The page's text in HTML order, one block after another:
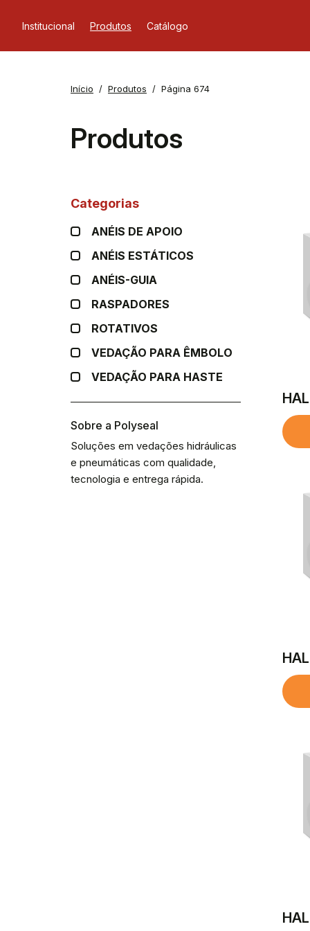
Institucional Produtos Catálogo
Início Produtos Página 674
Produtos
Categorias
ANÉIS DE APOIO
ANÉIS ESTÁTICOS
ANÉIS-GUIA
RASPADORES
ROTATIVOS
VEDAÇÃO PARA ÊMBOLO
VEDAÇÃO PARA HASTE
Sobre a Polyseal
Soluções em vedações hidráulicas
e pneumáticas com qualidade,
tecnologia e entrega rápida.